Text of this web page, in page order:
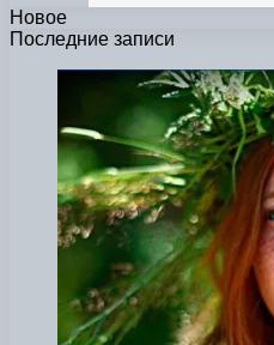
Новое
Последние записи